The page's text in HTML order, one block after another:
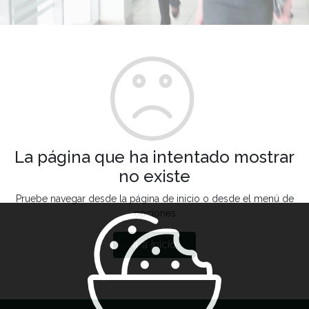
La página que ha intentado mostrar
no existe
Pruebe navegar desde la página de inicio o desde el menú de
opciones
Ir a Inicio